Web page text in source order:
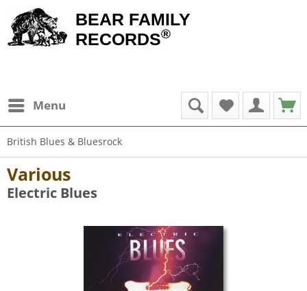
BEAR FAMILY
RECORDS®
Menu
British Blues & Bluesrock
Various
Electric Blues